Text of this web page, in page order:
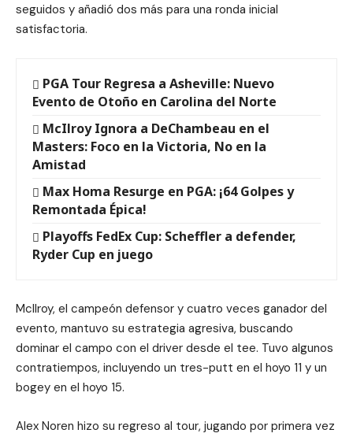
seguidos y añadió dos más para una ronda inicial
satisfactoria.
PGA Tour Regresa a Asheville: Nuevo
Evento de Otoño en Carolina del Norte
McIlroy Ignora a DeChambeau en el
Masters: Foco en la Victoria, No en la
Amistad
Max Homa Resurge en PGA: ¡64 Golpes y
Remontada Épica!
Playoffs FedEx Cup: Scheffler a defender,
Ryder Cup en juego
McIlroy, el campeón defensor y cuatro veces ganador del
evento, mantuvo su estrategia agresiva, buscando
dominar el campo con el driver desde el tee. Tuvo algunos
contratiempos, incluyendo un tres-putt en el hoyo 11 y un
bogey en el hoyo 15.
Alex Noren hizo su regreso al tour, jugando por primera vez